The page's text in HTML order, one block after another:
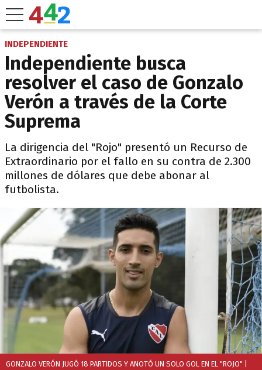
INDEPENDIENTE
Independiente busca
resolver el caso de Gonzalo
Verón a través de la Corte
Suprema
La dirigencia del "Rojo" presentó un Recurso de
Extraordinario por el fallo en su contra de 2.300
millones de dólares que debe abonar al
futbolista.
GONZALO VERÓN JUGÓ 18 PARTIDOS Y ANOTÓ UN SOLO GOL EN EL "ROJO"